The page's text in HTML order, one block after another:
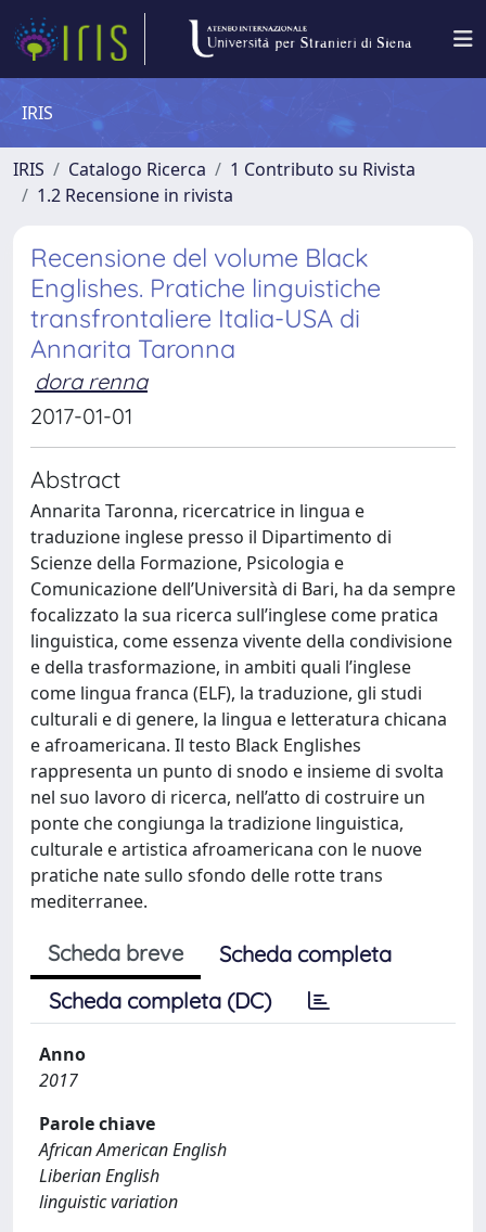
IRIS
IRIS Catalogo Ricerca
1 Contributo su Rivista
1.2 Recensione in rivista
Recensione del volume Black
Englishes. Pratiche linguistiche
transfrontaliere Italia-USA di
Annarita Taronna
dora renna
2017-01-01
Abstract
Annarita Taronna, ricercatrice in lingua e
traduzione inglese presso il Dipartimento di
Scienze della Formazione, Psicologia e
Comunicazione dell’Università di Bari, ha da sempre
focalizzato la sua ricerca sull’inglese come pratica
linguistica, come essenza vivente della condivisione
e della trasformazione, in ambiti quali l’inglese
come lingua franca (ELF), la traduzione, gli studi
culturali e di genere, la lingua e letteratura chicana
e afroamericana. Il testo Black Englishes
rappresenta un punto di snodo e insieme di svolta
nel suo lavoro di ricerca, nell’atto di costruire un
ponte che congiunga la tradizione linguistica,
culturale e artistica afroamericana con le nuove
pratiche nate sullo sfondo delle rotte trans
mediterranee.
Scheda breve
Scheda completa
Scheda completa (DC)
Anno
2017
Parole chiave
African American English
Liberian English
linguistic variation